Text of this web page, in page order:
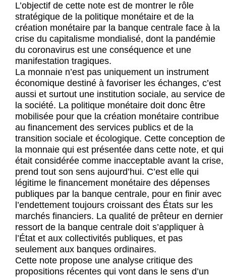
Actus et médias
Boutique
L’objectif de cette note est de montrer le rôle
stratégique de la politique monétaire et de la
création monétaire par la banque centrale face à la
crise du capitalisme mondialisé, dont la pandémie
du coronavirus est une conséquence et une
manifestation tragiques.
La monnaie n’est pas uniquement un instrument
économique destiné à favoriser les échanges, c’est
aussi et surtout une institution sociale, au service de
la société. La politique monétaire doit donc être
mobilisée pour que la création monétaire contribue
au financement des services publics et de la
transition sociale et écologique. Cette conception de
la monnaie qui est présentée dans cette note, et qui
était considérée comme inacceptable avant la crise,
prend tout son sens aujourd’hui. C’est elle qui
légitime le financement monétaire des dépenses
publiques par la banque centrale, pour en finir avec
l’endettement toujours croissant des États sur les
marchés financiers. La qualité de prêteur en dernier
ressort de la banque centrale doit s’appliquer à
l’État et aux collectivités publiques, et pas
seulement aux banques ordinaires.
Cette note propose une analyse critique des
propositions récentes qui vont dans le sens d’un